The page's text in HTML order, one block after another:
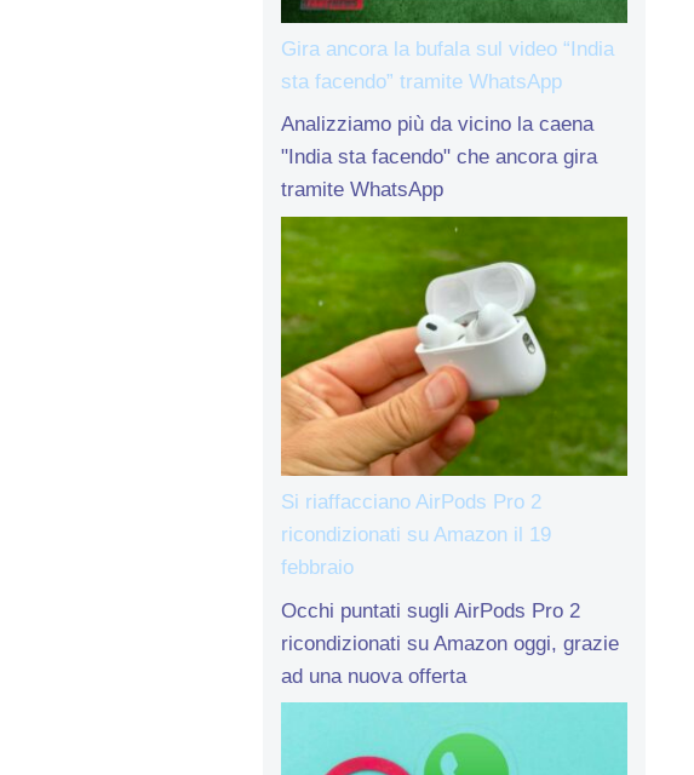
Gira ancora la bufala sul video “India
sta facendo” tramite WhatsApp
Analizziamo più da vicino la caena
"India sta facendo" che ancora gira
tramite WhatsApp
Si riaffacciano AirPods Pro 2
ricondizionati su Amazon il 19
febbraio
Occhi puntati sugli AirPods Pro 2
ricondizionati su Amazon oggi, grazie
ad una nuova offerta